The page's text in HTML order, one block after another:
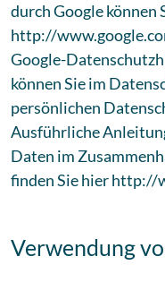
durch Google können
http://
Google-
können Sie im
persönlichen
Ausführliche
Daten im
finden Sie hier
Verwendung